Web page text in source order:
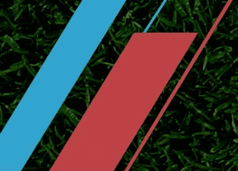
局。
横滨水手开启
2026日职联临